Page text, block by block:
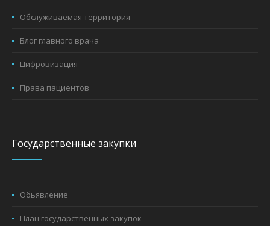
Обслуживаемая территория
Блог главного врача
Цифровизация
Права пациентов
Государственные закупки
Обьявление
План государственных закупок